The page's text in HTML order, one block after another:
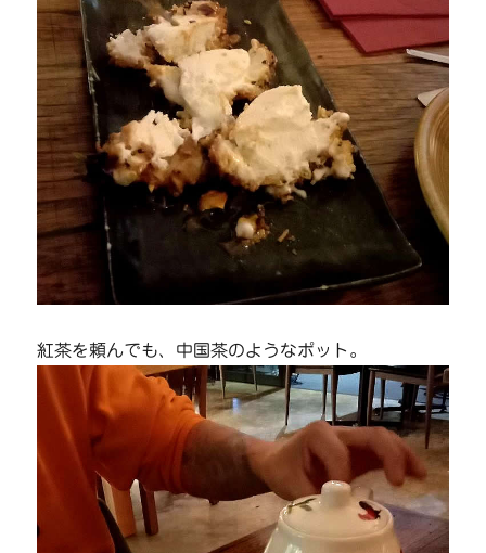
紅茶を頼んでも、中国茶のようなポット。